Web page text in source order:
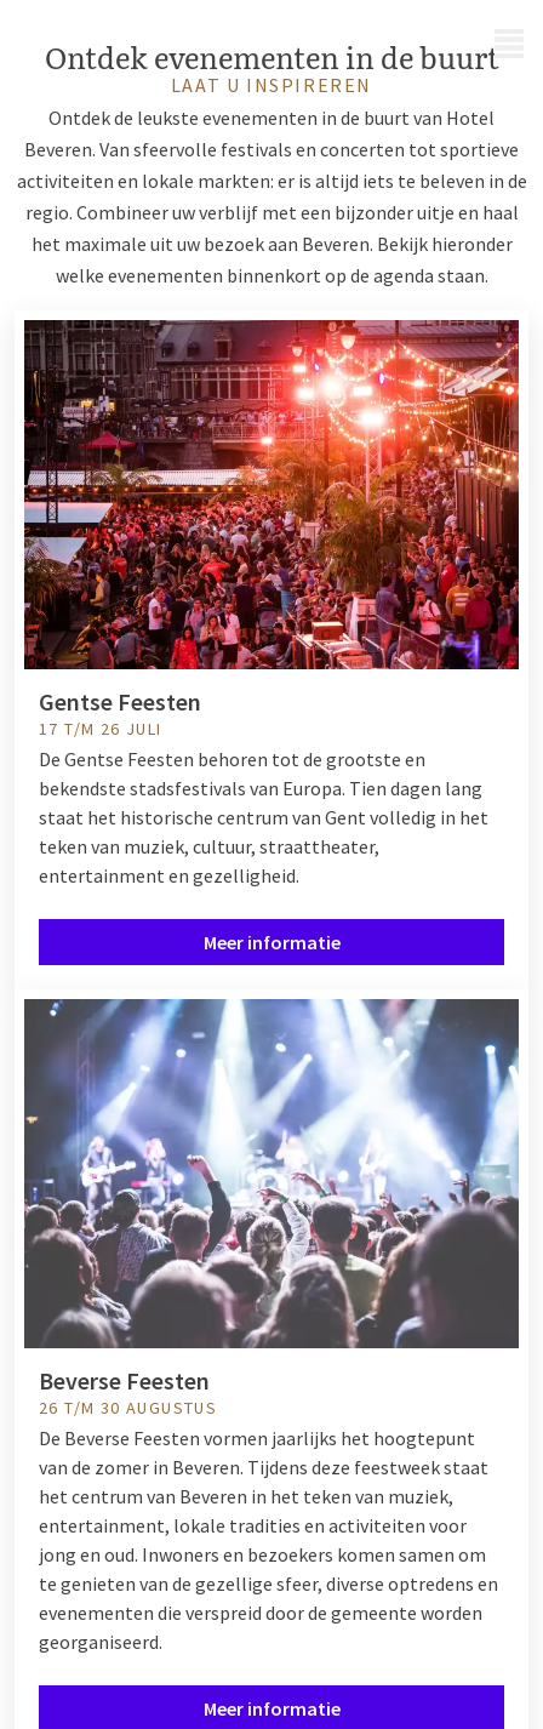
Ontdek evenementen in de buurt
LAAT U INSPIREREN
Ontdek de leukste evenementen in de buurt van Hotel
Beveren. Van sfeervolle festivals en concerten tot sportieve
activiteiten en lokale markten: er is altijd iets te beleven in de
regio. Combineer uw verblijf met een bijzonder uitje en haal
het maximale uit uw bezoek aan Beveren. Bekijk hieronder
welke evenementen binnenkort op de agenda staan.
Gentse Feesten
17 T/M 26 JULI
De Gentse Feesten behoren tot de grootste en
bekendste stadsfestivals van Europa. Tien dagen lang
staat het historische centrum van Gent volledig in het
teken van muziek, cultuur, straattheater,
entertainment en gezelligheid.
Meer informatie
Beverse Feesten
26 T/M 30 AUGUSTUS
De Beverse Feesten vormen jaarlijks het hoogtepunt
van de zomer in Beveren. Tijdens deze feestweek staat
het centrum van Beveren in het teken van muziek,
entertainment, lokale tradities en activiteiten voor
jong en oud. Inwoners en bezoekers komen samen om
te genieten van de gezellige sfeer, diverse optredens en
evenementen die verspreid door de gemeente worden
georganiseerd.
Meer informatie